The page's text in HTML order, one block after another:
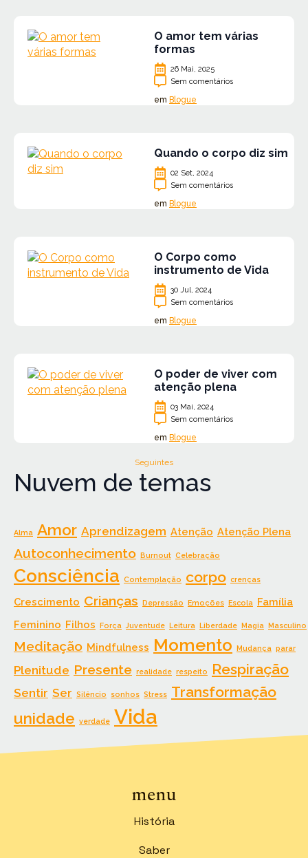
O amor tem várias
formas
26 Mai, 2025
Sem comentários
em Blogue
Quando o corpo diz sim
02 Set, 2024
Sem comentários
em Blogue
O Corpo como
instrumento de Vida
30 Jul, 2024
Sem comentários
em Blogue
O poder de viver com
atenção plena
03 Mai, 2024
Sem comentários
em Blogue
Seguintes
Nuvem de temas
Alma Amor Aprendizagem Atenção Atenção Plena
Autoconhecimento Burnout Celebração
Consciência Contemplação corpo crenças
Crescimento Crianças Depressão Emoções Escola
Família
Feminino Filhos Força Juventude Leitura Liberdade Magia Masculino
Meditação Mindfulness Momento Mudança parar
Plenitude Presente realidade respeito Respiração
Sentir Ser Silêncio sonhos Stress Transformação
unidade verdade Vida
menu
História
Saber